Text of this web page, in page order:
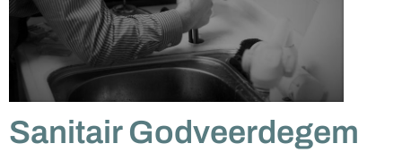
Sanitair Godveerdegem